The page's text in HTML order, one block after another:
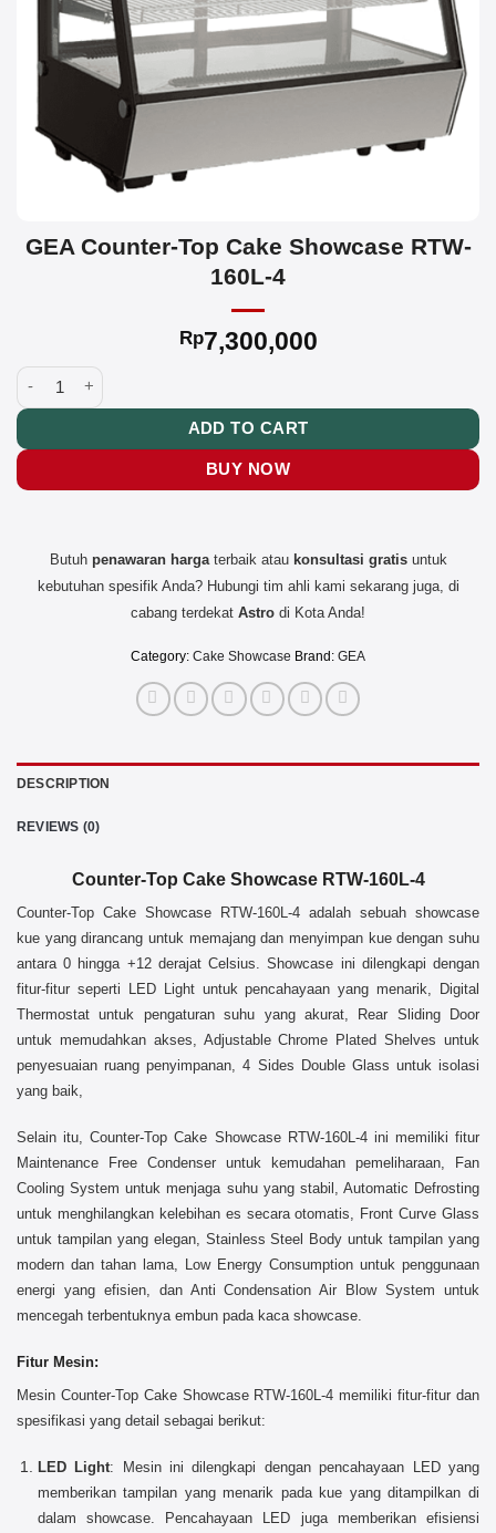
GEA Counter-Top Cake Showcase RTW-
160L-4
Rp7,300,000
GEA Counter-Top Cake Showcase RTW-160L-4 quantity
ADD TO CART
BUY NOW
Butuh penawaran hargaterbaik atau konsultasi gratisuntuk
kebutuhan spesifik Anda? Hubungi tim ahli kami sekarang juga, di
cabang terdekat Astro di Kota Anda!
Category: Cake Showcase Brand: GEA
DESCRIPTION
REVIEWS (0)
Counter-Top Cake Showcase RTW-160L-4
Counter-Top Cake Showcase RTW-160L-4 adalah sebuah showcase
kue yang dirancang untuk memajang dan menyimpan kue dengan suhu
antara 0 hingga +12 derajat Celsius. Showcase ini dilengkapi dengan
fitur-fitur seperti LED Light untuk pencahayaan yang menarik, Digital
Thermostat untuk pengaturan suhu yang akurat, Rear Sliding Door
untuk memudahkan akses, Adjustable Chrome Plated Shelves untuk
penyesuaian ruang penyimpanan, 4 Sides Double Glass untuk isolasi
yang baik,
Selain itu, Counter-Top Cake Showcase RTW-160L-4 ini memiliki fitur
Maintenance Free Condenser untuk kemudahan pemeliharaan, Fan
Cooling System untuk menjaga suhu yang stabil, Automatic Defrosting
untuk menghilangkan kelebihan es secara otomatis, Front Curve Glass
untuk tampilan yang elegan, Stainless Steel Body untuk tampilan yang
modern dan tahan lama, Low Energy Consumption untuk penggunaan
energi yang efisien, dan Anti Condensation Air Blow System untuk
mencegah terbentuknya embun pada kaca showcase.
Fitur Mesin:
Mesin Counter-Top Cake Showcase RTW-160L-4 memiliki fitur-fitur dan
spesifikasi yang detail sebagai berikut:
LED Light: Mesin ini dilengkapi dengan pencahayaan LED yang
memberikan tampilan yang menarik pada kue yang ditampilkan di
dalam showcase. Pencahayaan LED juga memberikan efisiensi